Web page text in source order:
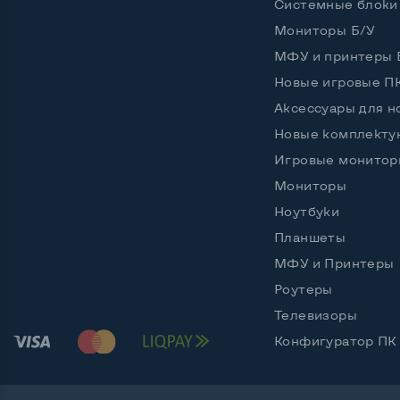
DDR4
8 GB
SSD
SSD
Видеопроцессор ноутбука
Системные
Мониторы Б/У
МФУ и принтеры
Новые игровые
Аксессуары для
Новые
Игровые
Мониторы
Ноутбуки
Планшеты
МФУ и Принтеры
Роутеры
Телевизоры
Конфигуратор ПК